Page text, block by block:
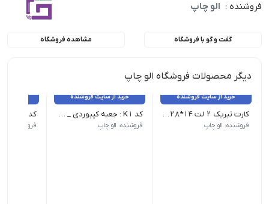
فروشنده : الو چاپ
گفت و گو با فروشگاه مشاهده فروشگاه
دیگر محصولات فروشگاه الو چاپ
خرید از سایت فروشنده
کارت تبریک 2 لت 14*28 _ 100 عدد
فروشنده: الو چاپ
خرید از سایت فروشنده
کد K1 : جعبه کیبوردی _ 25 عدد
فروشنده: الو چاپ فروشنده: الو